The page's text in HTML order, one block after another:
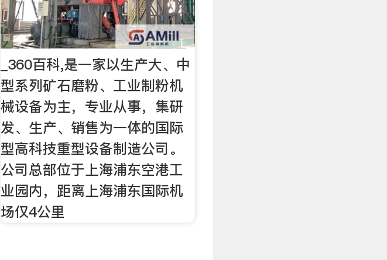
_360百科,是一家以生产大、中
型系列矿石磨粉、工业制粉机
械设备为主，专业从事，集研
发、生产、销售为一体的国际
型高科技重型设备制造公司。
公司总部位于上海浦东空港工
业园内，距离上海浦东国际机
场仅4公里